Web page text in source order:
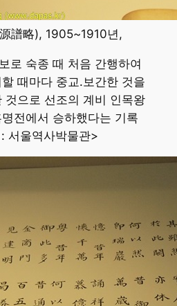
譜略), 1905~1910년,
로 숙종 때 처음 간행하여
때마다 중교.보간한 것을
으로 선조의 계비 인목왕
전에서 승하했다는 기록
서울역사박물관>